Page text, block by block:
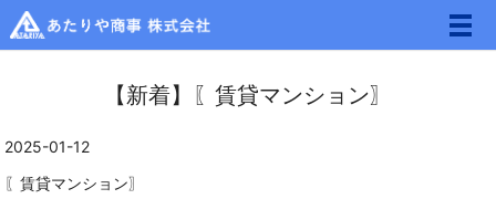
メ
【新着】〖賃貸マンション〗
2025-01-12
〖賃貸マンション〗